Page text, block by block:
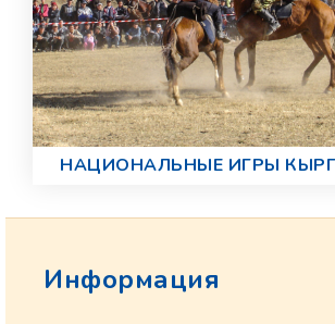
НАЦИОНАЛЬНЫЕ ИГРЫ
Информация